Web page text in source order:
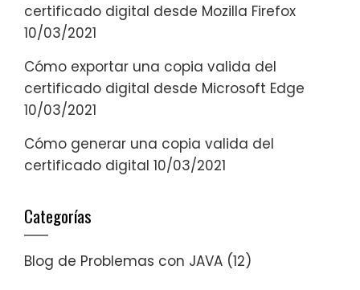
certificado digital desde Mozilla Firefox
10/03/2021
Cómo exportar una copia valida del
certificado digital desde Microsoft Edge
10/03/2021
Cómo generar una copia valida del
certificado digital 10/03/2021
Categorías
Blog de Problemas con JAVA (12)